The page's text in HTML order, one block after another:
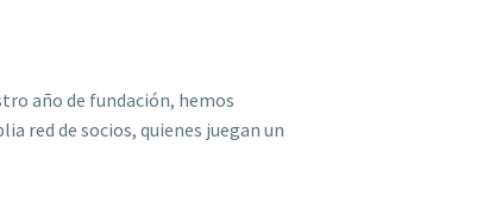
año de fundación, hemos
red de socios, quienes juegan un